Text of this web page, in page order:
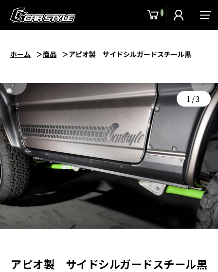
0
ホーム 商品 アピオ製 サイドシルガードスチール黒
1/3
アピオ製 サイドシルガードスチール黒